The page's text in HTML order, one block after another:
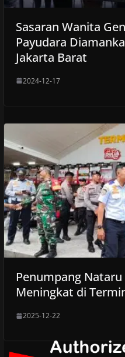
Sasaran Wanita
Payudara
Jakarta Barat
2024-12-17
Penumpang
Meningkat di
2025-12-22